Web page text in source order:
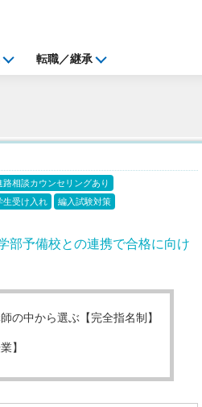
転職／継承
路相談カウンセリングあり
生受け入れ
編入試験対策
部予備校との連携で合格に向け
の中から選ぶ【完全指名制】
】